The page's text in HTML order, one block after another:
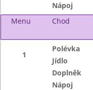
Nápoj
Menu
Chod
1
Polévka
Jídlo
Doplněk
Nápoj